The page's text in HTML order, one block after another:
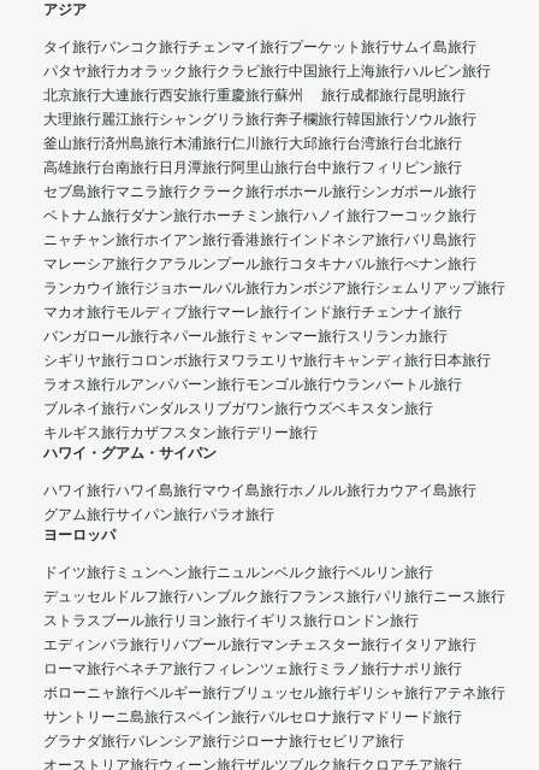
アジア
タイ旅行バンコク旅行チェンマイ旅行プーケット旅行サムイ島旅行
パタヤ旅行カオラック旅行クラビ旅行中国旅行上海旅行ハルビン旅行
北京旅行大連旅行西安旅行重慶旅行蘇州 旅行成都旅行昆明旅行
大理旅行麗江旅行シャングリラ旅行奔子欄旅行韓国旅行ソウル旅行
釜山旅行済州島旅行木浦旅行仁川旅行大邱旅行台湾旅行台北旅行
高雄旅行台南旅行日月潭旅行阿里山旅行台中旅行フィリピン旅行
セブ島旅行マニラ旅行クラーク旅行ボホール旅行シンガポール旅行
ベトナム旅行ダナン旅行ホーチミン旅行ハノイ旅行フーコック旅行
ニャチャン旅行ホイアン旅行香港旅行インドネシア旅行バリ島旅行
マレーシア旅行クアラルンプール旅行コタキナバル旅行ぺナン旅行
ランカウイ旅行ジョホールバル旅行カンボジア旅行シェムリアップ旅行
マカオ旅行モルディブ旅行マーレ旅行インド旅行チェンナイ旅行
バンガロール旅行ネパール旅行 ミャンマー旅行スリランカ旅行
シギリヤ旅行コロンボ旅行ヌワラエリヤ旅行キャンディ旅行日本旅行
ラオス旅行ルアンパバーン旅行モンゴル旅行ウランバートル旅行
ブルネイ旅行バンダルスリブガワン旅行ウズベキスタン旅行
キルギス旅行カザフスタン旅行デリー旅行
ハワイ・グアム・サイパン
ハワイ旅行ハワイ島旅行マウイ島旅行ホノルル旅行カウアイ島旅行
グアム旅行サイパン旅行パラオ旅行
ヨーロッパ
ドイツ旅行 ミュンヘン旅行ニュルンベルク旅行ベルリン旅行
デュッセルドルフ旅行ハンブルク旅行フランス旅行パリ旅行ニース旅行
ストラスブール旅行リヨン旅行イギリス旅行ロンドン旅行
エディンバラ旅行リバプール旅行マンチェスター旅行イタリア旅行
ローマ旅行ベネチア旅行フィレンツェ旅行 ミラノ旅行ナポリ旅行
ボローニャ旅行ベルギー旅行ブリュッセル旅行ギリシャ旅行アテネ旅行
サントリーニ島旅行スペイン旅行バルセロナ旅行マドリード旅行
グラナダ旅行バレンシア旅行ジローナ旅行セビリア旅行
オーストリア旅行ウィーン旅行ザルツブルク旅行クロアチア旅行